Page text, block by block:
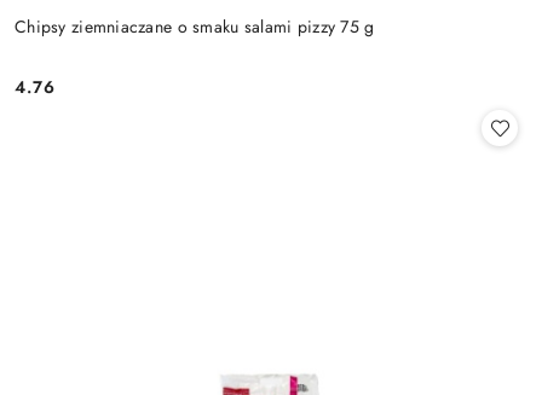
Chipsy ziemniaczane o smaku salami pizzy 75 g
Cena:
4.76